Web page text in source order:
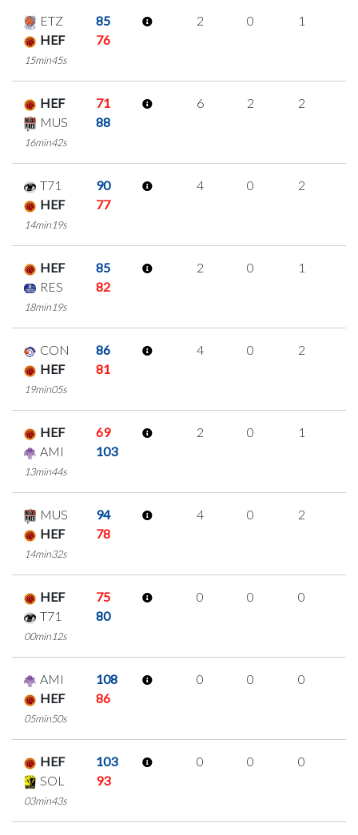
ETZ
85
HEF
76
15min45s
2 0 1
HEF
71
MUS
88
16min42s
6 2 2
T71
90
HEF
77
14min19s
4 0 2
HEF
85
RES
82
18min19s
2 0 1
CON
86
HEF
81
19min05s
4 0 2
HEF
69
AMI
103
13min44s
2 0 1
MUS
94
HEF
78
14min32s
4 0 2
HEF
75
T71
80
00min12s
0 0 0
AMI
108
HEF
86
05min50s
0 0 0
HEF
103
SOL
93
03min43s
0 0 0